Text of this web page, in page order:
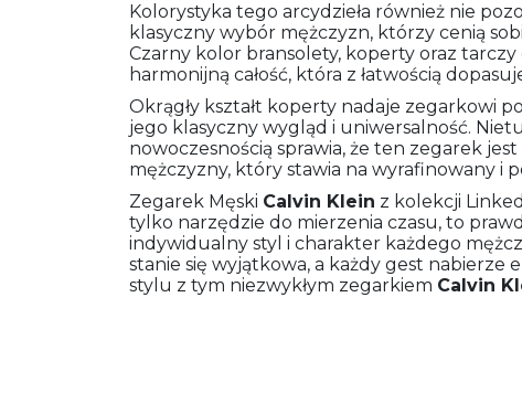
Kolorystyka tego arcydzieła również nie
klasyczny wybór mężczyzn, którzy cenią
Czarny kolor bransolety, koperty oraz tarczy
harmonijną całość, która z łatwością
Okrągły kształt koperty nadaje zegarkowi
jego klasyczny wygląd i uniwersalność.
nowoczesnością sprawia, że ten zegarek
mężczyzny, który stawia na wyrafinowany i
Zegarek Męski Calvin Klein z kolekcji
tylko narzędzie do mierzenia czasu, to
indywidualny styl i charakter każdego
stanie się wyjątkowa, a każdy gest nabierze
stylu z tym niezwykłym zegarkiem Calvin